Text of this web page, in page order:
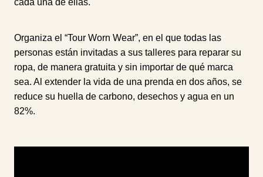
cada una de ellas.
Organiza el “Tour Worn Wear”, en el que todas las
personas están invitadas a sus talleres para reparar su
ropa, de manera gratuita y sin importar de qué marca
sea. Al extender la vida de una prenda en dos años, se
reduce su huella de carbono, desechos y agua en un
82%.